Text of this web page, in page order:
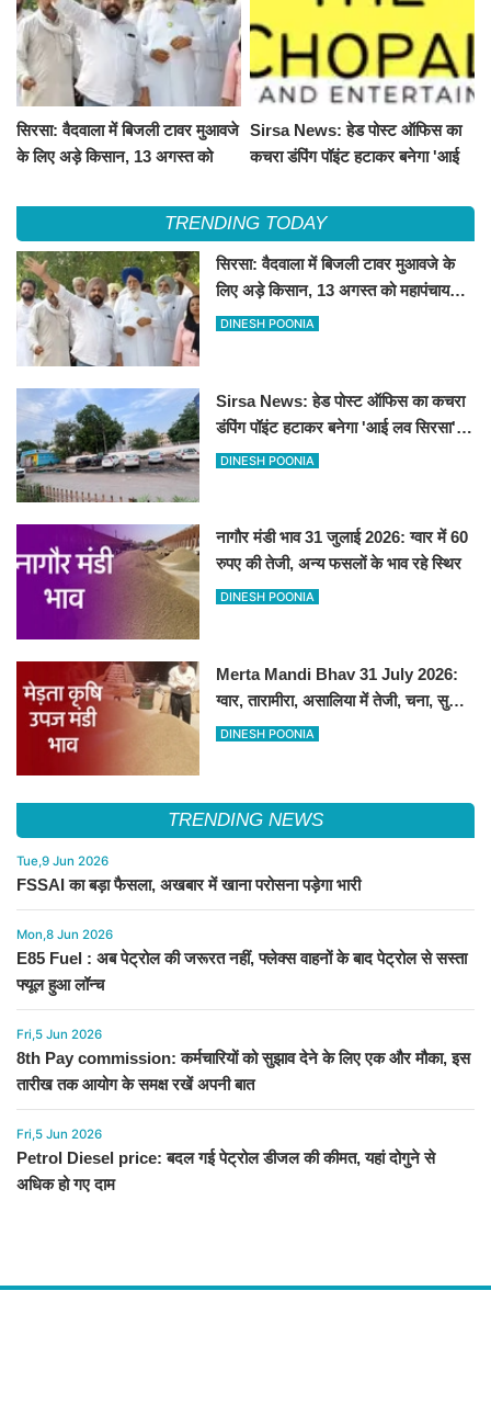
सिरसा: वैदवाला में बिजली टावर मुआवजे
के लिए अड़े किसान, 13 अगस्त को
Sirsa News: हेड पोस्ट ऑफिस का
कचरा डंपिंग पॉइंट हटाकर बनेगा 'आई
TRENDING TODAY
सिरसा: वैदवाला में बिजली टावर मुआवजे के
लिए अड़े किसान, 13 अगस्त को महापंचायत
का ऐलान
DINESH POONIA
Sirsa News: हेड पोस्ट ऑफिस का कचरा
डंपिंग पॉइंट हटाकर बनेगा 'आई लव सिरसा'
सेल्फी पॉइंट
DINESH POONIA
नागौर मंडी भाव 31 जुलाई 2026: ग्वार में 60
रुपए की तेजी, अन्य फसलों के भाव रहे स्थिर
DINESH POONIA
Merta Mandi Bhav 31 July 2026:
ग्वार, तारामीरा, असालिया में तेजी, चना, सुवा,
रायड़ा मंदे बिके
DINESH POONIA
TRENDING NEWS
Tue,9 Jun 2026
FSSAI का बड़ा फैसला, अखबार में खाना परोसना पड़ेगा भारी
Mon,8 Jun 2026
E85 Fuel : अब पेट्रोल की जरूरत नहीं, फ्लेक्स वाहनों के बाद पेट्रोल से सस्ता
फ्यूल हुआ लॉन्च
Fri,5 Jun 2026
8th Pay commission: कर्मचारियों को सुझाव देने के लिए एक और मौका, इस
तारीख तक आयोग के समक्ष रखें अपनी बात
Fri,5 Jun 2026
Petrol Diesel price: बदल गई पेट्रोल डीजल की कीमत, यहां दोगुने से
अधिक हो गए दाम